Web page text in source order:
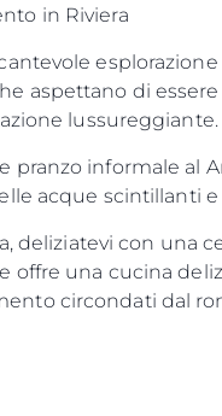
in Riviera
aspettano di
lussureggiante.
pranzo informale al
acque scintillanti
deliziatevi con una
offre una cucina
circondati dal